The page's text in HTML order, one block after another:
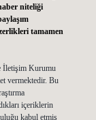
niteliği
tamamen
İletişim Kurumu
vermektedir. Bu
içeriklerin
kabul etmiş